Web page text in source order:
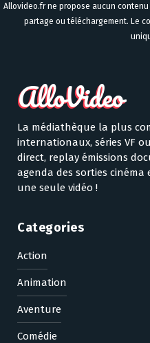
Allovideo.fr ne propose aucun
partage ou téléchargement. Le
La médiathèque la plus
internationaux, séries VF
direct, replay émissions
agenda des sorties cinéma
une seule vidéo !
Categories
Action
Animation
Aventure
Comédie